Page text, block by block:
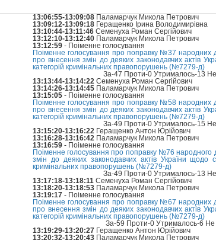
13:06:55-13:09:08 Паламарчук Микола Петрович
13:09:12-13:09:18 Геращенко Ірина Володимирівна
13:10:44-13:11:46 Семенуха Роман Сергійович
13:12:10-13:12:40 Паламарчук Микола Петрович
13:12:59 - Поіменне голосування
Поіменне голосування про поправку №37 народних
про внесення змін до деяких законодавчих актів
категорій кримінальних правопорушень (№7279-д)
За-47 Проти-0 Утрималось-13
13:13:44-13:14:22 Семенуха Роман Сергійович
13:14:26-13:14:45 Паламарчук Микола Петрович
13:15:05 - Поіменне голосування
Поіменне голосування про поправку №58 народних
про внесення змін до деяких законодавчих актів
категорій кримінальних правопорушень (№7279-д)
За-49 Проти-0 Утрималось-15
13:15:20-13:16:22 Геращенко Антон Юрійович
13:16:28-13:16:42 Паламарчук Микола Петрович
13:16:59 - Поіменне голосування
Поіменне голосування про поправку №76
змін до деяких законодавчих актів України щодо
кримінальних правопорушень (№7279-д)
За-49 Проти-0 Утрималось-13
13:17:18-13:18:11 Семенуха Роман Сергійович
13:18:20-13:18:53 Паламарчук Микола Петрович
13:19:17 - Поіменне голосування
Поіменне голосування про поправку №67 народних
про внесення змін до деяких законодавчих актів
категорій кримінальних правопорушень (№7279-д)
За-59 Проти-0 Утрималось-6 Не
13:19:29-13:20:27 Геращенко Антон Юрійович
13:20:32-13:20:43 Паламарчук Микола Петрович